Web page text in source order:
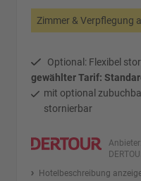
Zimmer & Verpflegung
Optional: Flexibel
gewählter Tarif:
mit optional
stornierbar
Anbieter:
Hotelbeschreibung